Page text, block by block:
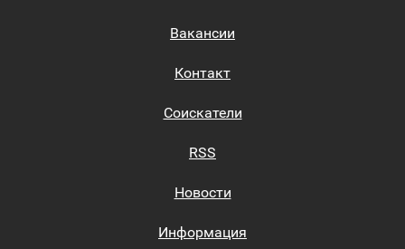
Вакансии
Контакт
Соискатели
RSS
Новости
Информация